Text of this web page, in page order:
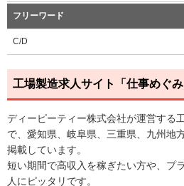
フリーワード
C/D
工場製造求人サイト「仕事めぐ
ディーピーティー株式会社が運営する
で、愛知県、岐阜県、三重県、九州地
掲載しています。
短い期間で高収入を稼ぎたい方や、プ
人にピッタリです。